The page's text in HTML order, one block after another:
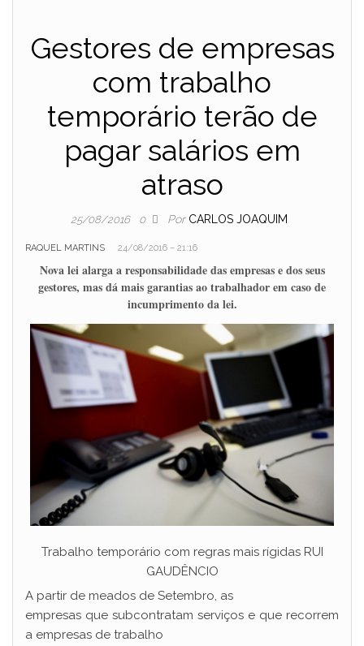
Gestores de empresas
com trabalho
temporário terão de
pagar salários em
atraso
25/08/2016 0 Por CARLOS JOAQUIM
RAQUEL MARTINS 24/08/2016 – 21:16
Nova lei alarga a responsabilidade das empresas e dos seus
gestores, mas dá mais garantias ao trabalhador em caso de
incumprimento da lei.
Trabalho temporário com regras mais rígidas RUI
GAUDÊNCIO
A partir de meados de Setembro, as
empresas que subcontratam serviços e que recorrem
a empresas de trabalho